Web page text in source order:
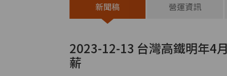
新聞稿 營運資訊
2023-12-13 台灣高鐵明年4
薪